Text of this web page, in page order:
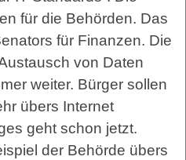
für die Behörden. Das
für Finanzen. Die
von Daten
weiter. Bürger sollen
übers Internet
geht schon jetzt.
der Behörde übers